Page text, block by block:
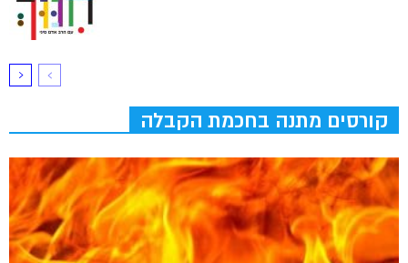
קורסים מתנה בחכמת הקבלה